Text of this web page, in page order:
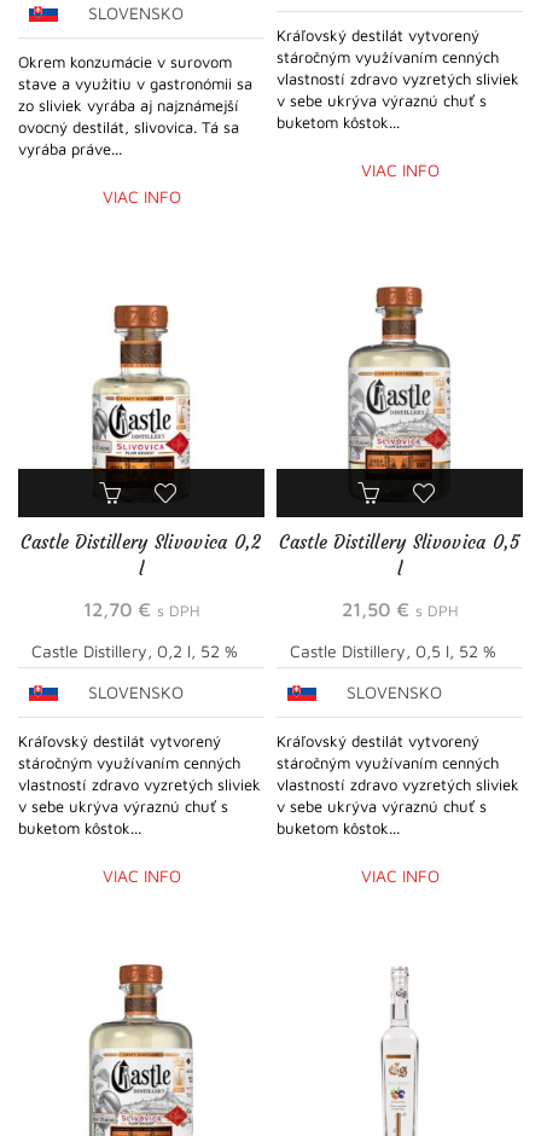
SLOVENSKO
Okrem konzumácie v surovom
stave a využitiu v gastronómii sa
zo sliviek vyrába aj najznámejší
ovocný destilát, slivovica. Tá sa
vyrába práve...
VIAC INFO
Kráľovský destilát vytvorený
stáročným využívaním cenných
vlastností zdravo vyzretých sliviek
v sebe ukrýva výraznú chuť s
buketom kôstok...
VIAC INFO
Castle Distillery Slivovica 0,2
l
12,70 € s DPH
Castle Distillery, 0,2 l, 52 %
SLOVENSKO
Kráľovský destilát vytvorený
stáročným využívaním cenných
vlastností zdravo vyzretých sliviek
v sebe ukrýva výraznú chuť s
buketom kôstok...
VIAC INFO
Castle Distillery Slivovica 0,5
l
21,50 € s DPH
Castle Distillery, 0,5 l, 52 %
SLOVENSKO
Kráľovský destilát vytvorený
stáročným využívaním cenných
vlastností zdravo vyzretých sliviek
v sebe ukrýva výraznú chuť s
buketom kôstok...
VIAC INFO